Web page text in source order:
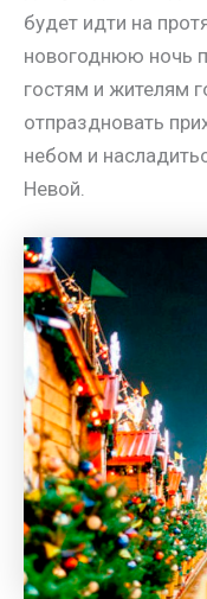
будет идти на
новогоднюю ночь
гостям и жителям
отпраздновать
небом и
Невой.